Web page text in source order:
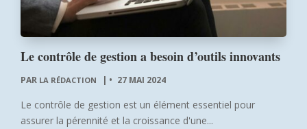
Le contrôle de gestion a besoin d’outils innovants
PAR LA RÉDACTION | 27 MAI 2024
Le contrôle de gestion est un élément essentiel pour
assurer la pérennité et la croissance d'une...